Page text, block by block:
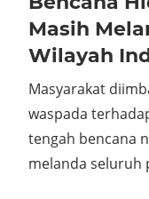
Masih
Wilayah
Masyarakat
waspada
tengah bencana
melanda seluruh